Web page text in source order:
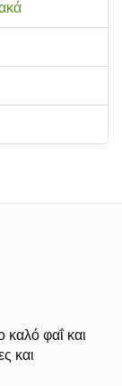
φαΐ και
και